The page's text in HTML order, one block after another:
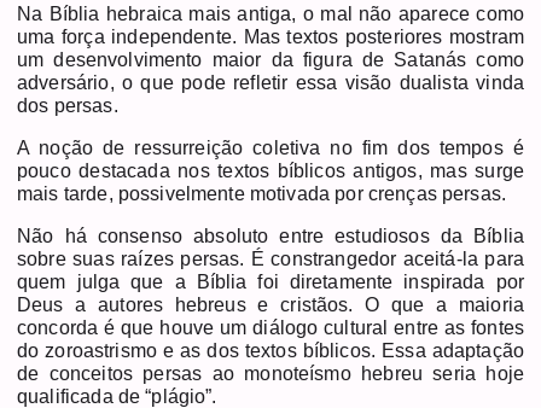
Na Bíblia hebraica mais antiga, o mal não aparece como
uma força independente. Mas textos posteriores mostram
um desenvolvimento maior da figura de Satanás como
adversário, o que pode refletir essa visão dualista vinda
dos persas.
A noção de ressurreição coletiva no fim dos tempos é
pouco destacada nos textos bíblicos antigos, mas surge
mais tarde, possivelmente motivada por crenças persas.
Não há consenso absoluto entre estudiosos da Bíblia
sobre suas raízes persas. É constrangedor aceitá-la para
quem julga que a Bíblia foi diretamente inspirada por
Deus a autores hebreus e cristãos. O que a maioria
concorda é que houve um diálogo cultural entre as fontes
do zoroastrismo e as dos textos bíblicos. Essa adaptação
de conceitos persas ao monoteísmo hebreu seria hoje
qualificada de “plágio”.